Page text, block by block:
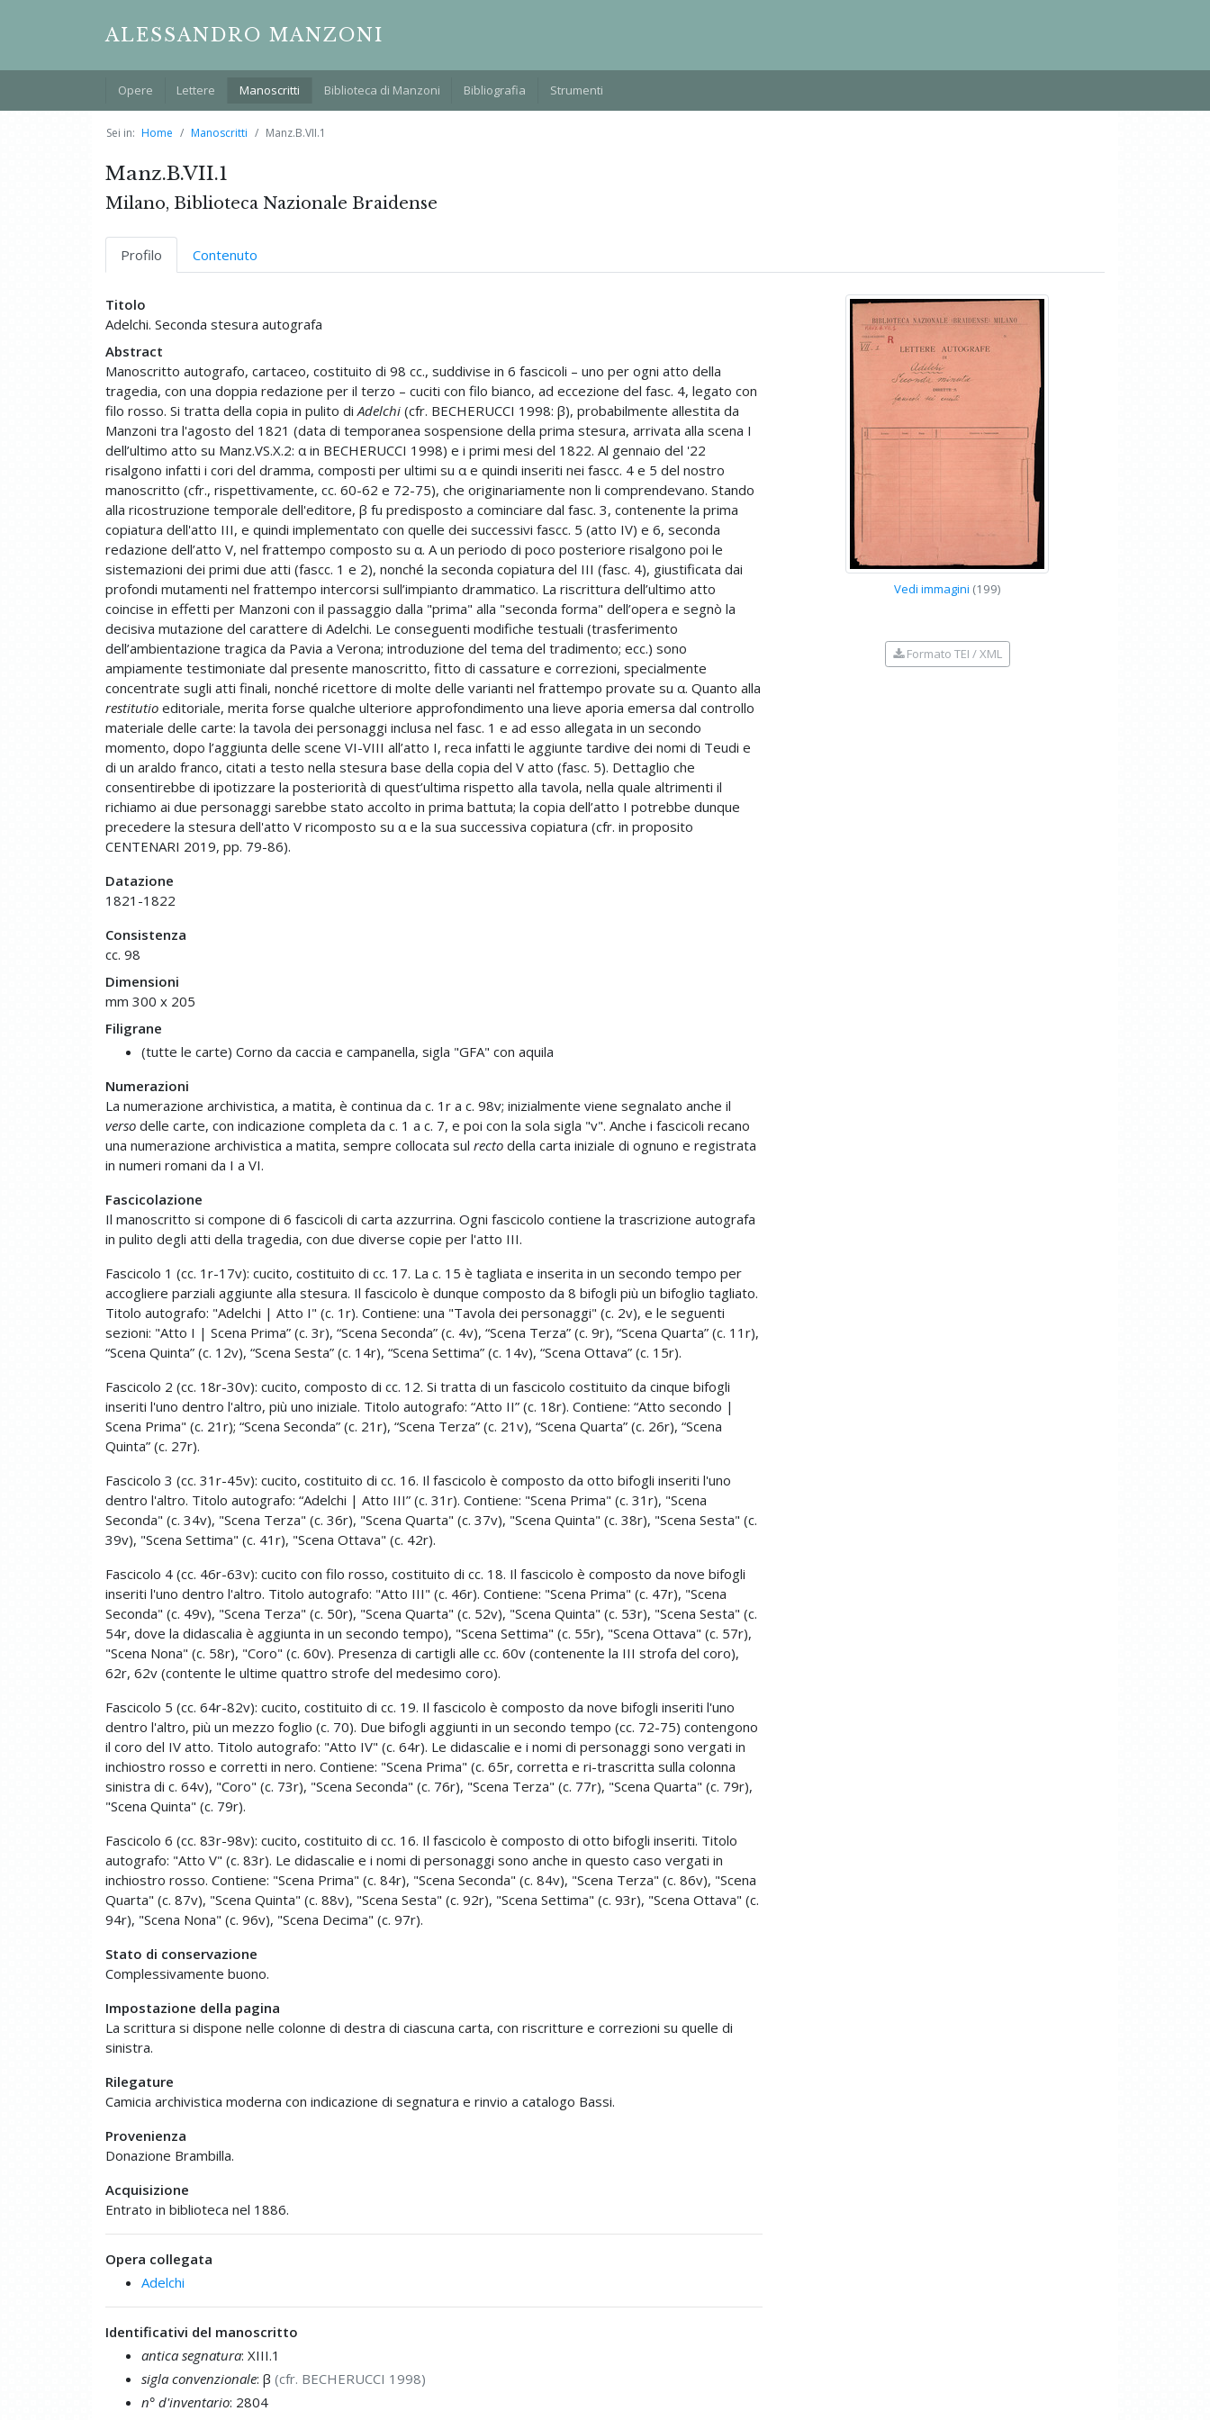
ALESSANDRO MANZONI
Opere Lettere Manoscritti Biblioteca di Manzoni Bibliografia Strumenti
Sei in: Home Manoscritti Manz.B.VII.1
Manz.B.VII.1
Milano, Biblioteca Nazionale Braidense
Profilo Contenuto
Titolo
Adelchi. Seconda stesura autografa
Abstract
Manoscritto autografo, cartaceo, costituito di 98 cc., suddivise in 6 fascicoli – uno per ogni atto della
tragedia, con una doppia redazione per il terzo – cuciti con filo bianco, ad eccezione del fasc. 4, legato con
filo rosso. Si tratta della copia in pulito di Adelchi (cfr. BECHERUCCI 1998: β), probabilmente allestita da
Manzoni tra l'agosto del 1821 (data di temporanea sospensione della prima stesura, arrivata alla scena I
dell’ultimo atto su Manz.VS.X.2: α in BECHERUCCI 1998) e i primi mesi del 1822. Al gennaio del '22
risalgono infatti i cori del dramma, composti per ultimi su α e quindi inseriti nei fascc. 4 e 5 del nostro
manoscritto (cfr., rispettivamente, cc. 60-62 e 72-75), che originariamente non li comprendevano. Stando
alla ricostruzione temporale dell'editore, β fu predisposto a cominciare dal fasc. 3, contenente la prima
copiatura dell'atto III, e quindi implementato con quelle dei successivi fascc. 5 (atto IV) e 6, seconda
redazione dell’atto V, nel frattempo composto su α. A un periodo di poco posteriore risalgono poi le
sistemazioni dei primi due atti (fascc. 1 e 2), nonché la seconda copiatura del III (fasc. 4), giustificata dai
profondi mutamenti nel frattempo intercorsi sull’impianto drammatico. La riscrittura dell’ultimo atto
coincise in effetti per Manzoni con il passaggio dalla "prima" alla "seconda forma" dell’opera e segnò la
decisiva mutazione del carattere di Adelchi. Le conseguenti modifiche testuali (trasferimento
dell’ambientazione tragica da Pavia a Verona; introduzione del tema del tradimento; ecc.) sono
ampiamente testimoniate dal presente manoscritto, fitto di cassature e correzioni, specialmente
concentrate sugli atti finali, nonché ricettore di molte delle varianti nel frattempo provate su α. Quanto alla
restitutio editoriale, merita forse qualche ulteriore approfondimento una lieve aporia emersa dal controllo
materiale delle carte: la tavola dei personaggi inclusa nel fasc. 1 e ad esso allegata in un secondo
momento, dopo l’aggiunta delle scene VI-VIII all’atto I, reca infatti le aggiunte tardive dei nomi di Teudi e
di un araldo franco, citati a testo nella stesura base della copia del V atto (fasc. 5). Dettaglio che
consentirebbe di ipotizzare la posteriorità di quest’ultima rispetto alla tavola, nella quale altrimenti il
richiamo ai due personaggi sarebbe stato accolto in prima battuta; la copia dell’atto I potrebbe dunque
precedere la stesura dell'atto V ricomposto su α e la sua successiva copiatura (cfr. in proposito
CENTENARI 2019, pp. 79-86).
Datazione
1821-1822
Consistenza
cc. 98
Dimensioni
mm 300 x 205
Filigrane
(tutte le carte) Corno da caccia e campanella, sigla "GFA" con aquila
Numerazioni
La numerazione archivistica, a matita, è continua da c. 1r a c. 98v; inizialmente viene segnalato anche il
verso delle carte, con indicazione completa da c. 1 a c. 7, e poi con la sola sigla "v". Anche i fascicoli recano
una numerazione archivistica a matita, sempre collocata sul recto della carta iniziale di ognuno e registrata
in numeri romani da I a VI.
Fascicolazione
Il manoscritto si compone di 6 fascicoli di carta azzurrina. Ogni fascicolo contiene la trascrizione autografa
in pulito degli atti della tragedia, con due diverse copie per l'atto III.
Fascicolo 1 (cc. 1r-17v): cucito, costituito di cc. 17. La c. 15 è tagliata e inserita in un secondo tempo per
accogliere parziali aggiunte alla stesura. Il fascicolo è dunque composto da 8 bifogli più un bifoglio tagliato.
Titolo autografo: "Adelchi | Atto I" (c. 1r). Contiene: una "Tavola dei personaggi" (c. 2v), e le seguenti
sezioni: "Atto I | Scena Prima” (c. 3r), “Scena Seconda” (c. 4v), “Scena Terza” (c. 9r), “Scena Quarta” (c. 11r),
“Scena Quinta” (c. 12v), “Scena Sesta” (c. 14r), “Scena Settima” (c. 14v), “Scena Ottava” (c. 15r).
Fascicolo 2 (cc. 18r-30v): cucito, composto di cc. 12. Si tratta di un fascicolo costituito da cinque bifogli
inseriti l'uno dentro l'altro, più uno iniziale. Titolo autografo: “Atto II” (c. 18r). Contiene: “Atto secondo |
Scena Prima" (c. 21r); “Scena Seconda” (c. 21r), “Scena Terza” (c. 21v), “Scena Quarta” (c. 26r), “Scena
Quinta” (c. 27r).
Fascicolo 3 (cc. 31r-45v): cucito, costituito di cc. 16. Il fascicolo è composto da otto bifogli inseriti l'uno
dentro l'altro. Titolo autografo: “Adelchi | Atto III” (c. 31r). Contiene: "Scena Prima" (c. 31r), "Scena
Seconda" (c. 34v), "Scena Terza" (c. 36r), "Scena Quarta" (c. 37v), "Scena Quinta" (c. 38r), "Scena Sesta" (c.
39v), "Scena Settima" (c. 41r), "Scena Ottava" (c. 42r).
Fascicolo 4 (cc. 46r-63v): cucito con filo rosso, costituito di cc. 18. Il fascicolo è composto da nove bifogli
inseriti l'uno dentro l'altro. Titolo autografo: "Atto III" (c. 46r). Contiene: "Scena Prima" (c. 47r), "Scena
Seconda" (c. 49v), "Scena Terza" (c. 50r), "Scena Quarta" (c. 52v), "Scena Quinta" (c. 53r), "Scena Sesta" (c.
54r, dove la didascalia è aggiunta in un secondo tempo), "Scena Settima" (c. 55r), "Scena Ottava" (c. 57r),
"Scena Nona" (c. 58r), "Coro" (c. 60v). Presenza di cartigli alle cc. 60v (contenente la III strofa del coro),
62r, 62v (contente le ultime quattro strofe del medesimo coro).
Fascicolo 5 (cc. 64r-82v): cucito, costituito di cc. 19. Il fascicolo è composto da nove bifogli inseriti l'uno
dentro l'altro, più un mezzo foglio (c. 70). Due bifogli aggiunti in un secondo tempo (cc. 72-75) contengono
il coro del IV atto. Titolo autografo: "Atto IV" (c. 64r). Le didascalie e i nomi di personaggi sono vergati in
inchiostro rosso e corretti in nero. Contiene: "Scena Prima" (c. 65r, corretta e ri-trascritta sulla colonna
sinistra di c. 64v), "Coro" (c. 73r), "Scena Seconda" (c. 76r), "Scena Terza" (c. 77r), "Scena Quarta" (c. 79r),
"Scena Quinta" (c. 79r).
Fascicolo 6 (cc. 83r-98v): cucito, costituito di cc. 16. Il fascicolo è composto di otto bifogli inseriti. Titolo
autografo: "Atto V" (c. 83r). Le didascalie e i nomi di personaggi sono anche in questo caso vergati in
inchiostro rosso. Contiene: "Scena Prima" (c. 84r), "Scena Seconda" (c. 84v), "Scena Terza" (c. 86v), "Scena
Quarta" (c. 87v), "Scena Quinta" (c. 88v), "Scena Sesta" (c. 92r), "Scena Settima" (c. 93r), "Scena Ottava" (c.
94r), "Scena Nona" (c. 96v), "Scena Decima" (c. 97r).
Stato di conservazione
Complessivamente buono.
Impostazione della pagina
La scrittura si dispone nelle colonne di destra di ciascuna carta, con riscritture e correzioni su quelle di
sinistra.
Rilegature
Camicia archivistica moderna con indicazione di segnatura e rinvio a catalogo Bassi.
Provenienza
Donazione Brambilla.
Acquisizione
Entrato in biblioteca nel 1886.
Opera collegata
Adelchi
Identificativi del manoscritto
antica segnatura: XIII.1
sigla convenzionale: β (cfr. BECHERUCCI 1998)
n° d'inventario: 2804
Vedi immagini (199)
Formato TEI / XML